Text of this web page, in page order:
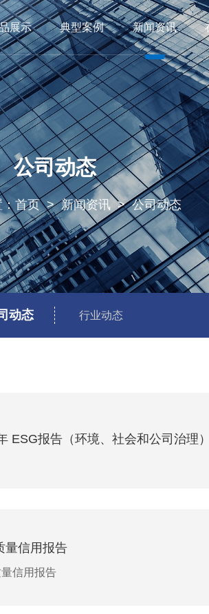
荣誉资质
展示
非晶合金变压器 箱式变电站 开关柜
典型案例
铁路交通 江南在线注册 其他项目
新闻资讯
公司动态 行业动态
公司动态
首页>新闻资讯 >公司动态
动态 行业动态
ESG报告（环境、社会和公司治理
量信用报告
信用报告